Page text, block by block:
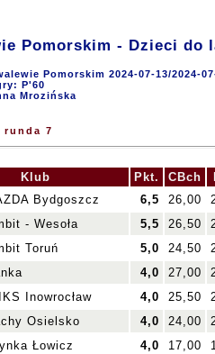
Pomorskim - Dzieci do
Pomorskim 2024-07-13/2024-
P'60
Mrozińska
runda 7
Klub Pkt. CBch
Bydgoszcz 6,5 26,00
- Wesoła 5,5 26,50
Toruń 5,0 24,50
4,0 27,00
Inowrocław 4,0 25,50
Osielsko 4,0 24,00
Łowicz 4,0 17,00